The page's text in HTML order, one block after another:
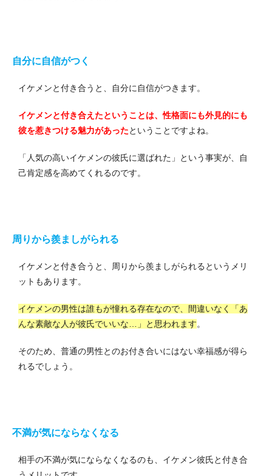
自分に自信がつく
イケメンと付き合うと、自分に自信がつきます。
イケメンと付き合えたということは、性格面にも外見的にも
彼を惹きつける魅力があったということですよね。
「人気の高いイケメンの彼氏に選ばれた」という事実が、自
己肯定感を高めてくれるのです。
周りから羨ましがられる
イケメンと付き合うと、周りから羨ましがられるというメリ
ットもあります。
イケメンの男性は誰もが憧れる存在なので、間違いなく「あ
んな素敵な人が彼氏でいいな…」と思われます。
そのため、普通の男性とのお付き合いにはない幸福感が得ら
れるでしょう。
不満が気にならなくなる
相手の不満が気にならなくなるのも、イケメン彼氏と付き合